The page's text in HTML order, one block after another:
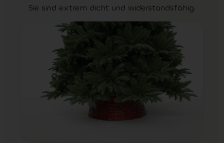
Sie sind extrem dicht und widerstandsfähig.